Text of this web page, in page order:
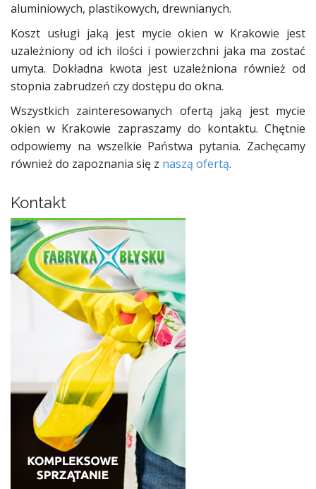
aluminiowych, plastikowych, drewnianych.
Koszt usługi jaką jest mycie okien w Krakowie jest
uzależniony od ich ilości i powierzchni jaka ma zostać
umyta. Dokładna kwota jest uzależniona również od
stopnia zabrudzeń czy dostępu do okna.
Wszystkich zainteresowanych ofertą jaką jest mycie
okien w Krakowie zapraszamy do kontaktu. Chętnie
odpowiemy na wszelkie Państwa pytania. Zachęcamy
również do zapoznania się z naszą ofertą.
Kontakt